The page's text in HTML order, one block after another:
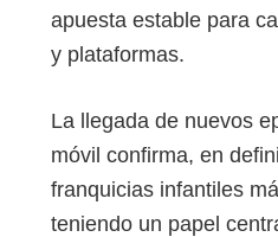
apuesta estable para
y plataformas.
La llegada de nuevos
móvil confirma, en
franquicias infantiles
teniendo un papel